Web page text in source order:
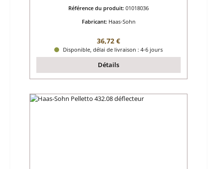
Référence du produit: 01018036
Fabricant: Haas-Sohn
Prix régulier :
36,72 €
Disponible, délai de livraison : 4-6 jours
Détails